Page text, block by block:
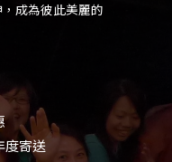
成為彼此美麗的
度寄送